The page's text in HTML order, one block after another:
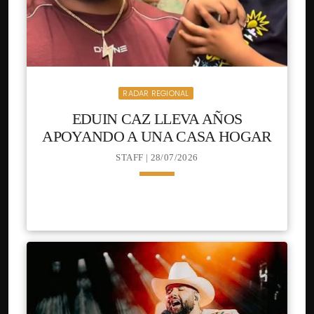
RADAR REGIONAL
EDUIN CAZ LLEVA AÑOS
APOYANDO A UNA CASA HOGAR
STAFF | 28/07/2026
Desde hace tiempo, el líder y vocalista
READ MORE arrow_forward